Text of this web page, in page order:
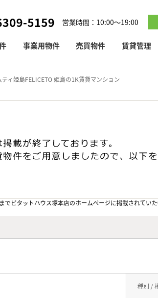
5159 営業時間：10:00～19:00
事業用物件 売買物件 賃貸管理
ティ姫島FELICETO 姫島の1K賃貸マンション
ピタットハウス塚本店のホームぺージに掲載されてい
種別 /